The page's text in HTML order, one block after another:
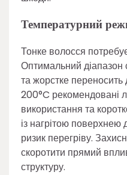
Температурний
Тонке волосся
Оптимальний діапазон
та жорстке
200°C рекомендовані
використання та
із нагрітою
ризик перегріву.
скоротити прямий
структуру.